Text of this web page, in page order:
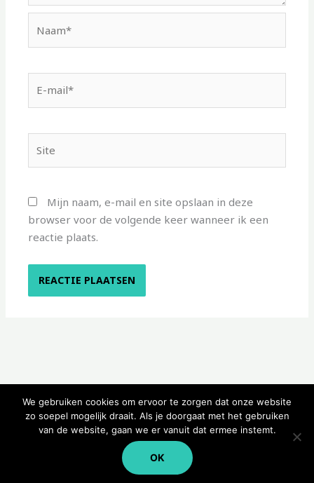
mail*
Mijn naam, e-mail en site opslaan in deze
browser voor de volgende keer wanneer ik een
reactie plaats.
Copyright © 2026 Kampeerwinkeltje
We gebruiken cookies om ervoor te zorgen dat onze website
zo soepel mogelijk draait. Als je doorgaat met het gebruiken
van de website, gaan we er vanuit dat ermee instemt.
OK